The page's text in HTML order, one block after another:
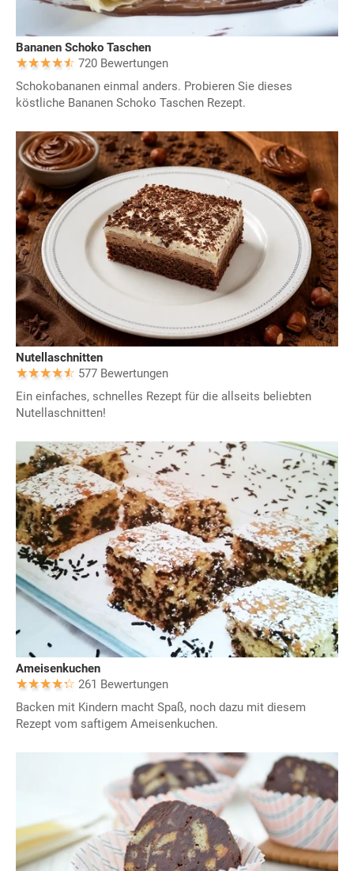
Bananen Schoko Taschen
720 Bewertungen
Schokobananen einmal anders. Probieren Sie dieses
köstliche Bananen Schoko Taschen Rezept.
Nutellaschnitten
577 Bewertungen
Ein einfaches, schnelles Rezept für die allseits beliebten
Nutellaschnitten!
Ameisenkuchen
261 Bewertungen
Backen mit Kindern macht Spaß, noch dazu mit diesem
Rezept vom saftigem Ameisenkuchen.